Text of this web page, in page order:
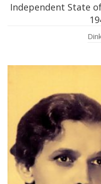
Independent State